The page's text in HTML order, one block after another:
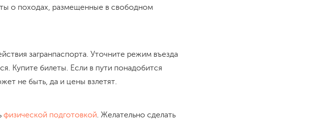
о походах, размещенные в свободном
загранпаспорта. Уточните режим въезда
Купите билеты. Если в пути понадобится
не быть, да и цены взлетят.
физической подготовкой. Желательно сделать